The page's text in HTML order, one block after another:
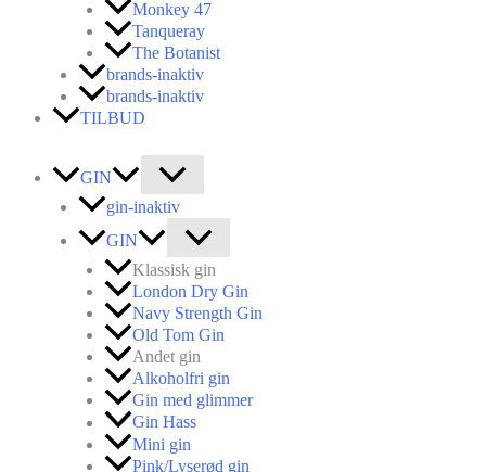
Monkey 47
Tanqueray
The Botanist
brands-inaktiv
brands-inaktiv
TILBUD
GIN
gin-inaktiv
GIN
Klassisk gin
London Dry Gin
Navy Strength Gin
Old Tom Gin
Andet gin
Alkoholfri gin
Gin med glimmer
Gin Hass
Mini gin
Pink/Lyserød gin